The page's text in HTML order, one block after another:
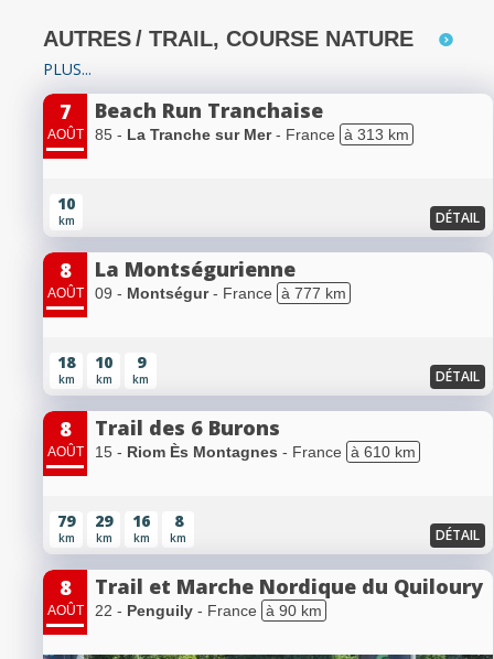
AUTRES/ TRAIL, COURSE NATURE
PLUS...
7
AOÛT
Beach Run Tranchaise
85 - La Tranche sur Mer- France à 313 km
10
km DÉTAIL
8
AOÛT
La Montségurienne
09 - Montségur- France à 777 km
18
km
10
km
9
km DÉTAIL
8
AOÛT
Trail des 6 Burons
15 - Riom Ès Montagnes - France à 610 km
79
km
29
km
16
km
8
km DÉTAIL
8
AOÛT
Trail et Marche Nordique du Quiloury
22 - Penguily - France à 90 km